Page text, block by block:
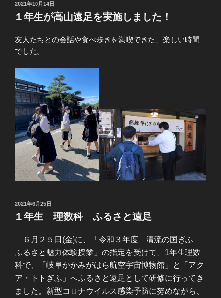
投
稿
日:
2021年10月14日
１年生が高山遠足を実施しました！
友人たちとの会話や食べ歩きを満喫できた、楽しい時間
でした。
投
稿
日:
2021年6月25日
１年生 理数科 ふるさと遠足
６月２５日(金)に、「令和３年度 清流の国ぎふ
ふるさと魅力体験授業」の指定を受けて、1年生理数
科で、「岐阜かかみがはら航空宇宙博物館」と「アク
ア・トトぎふ」へふるさと遠足として研修に行ってき
ました。新型コロナウイルス感染予防に努めながら、